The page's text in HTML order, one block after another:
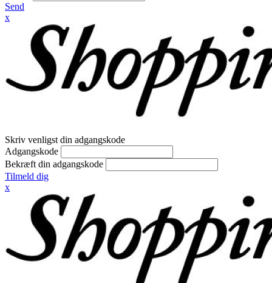
Send
x
Skriv venligst din adgangskode
Adgangskode
Bekræft din adgangskode
Tilmeld dig
x